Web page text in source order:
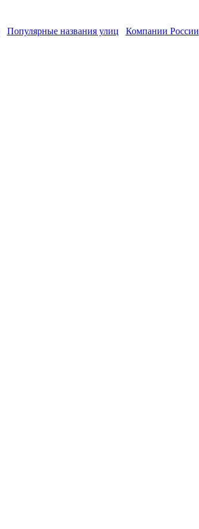
Популярные названия улиц Компании России